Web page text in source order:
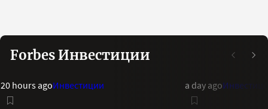
Forbes Инвестиции
20 hours agoИнвестиции a day ago